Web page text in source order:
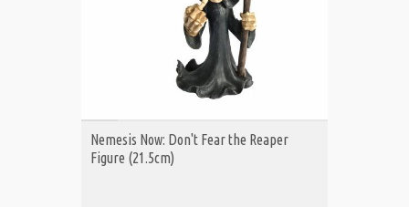
ΑΓΟΡΑ
Nemesis Now: Don't Fear the Reaper
Figure (21.5cm)